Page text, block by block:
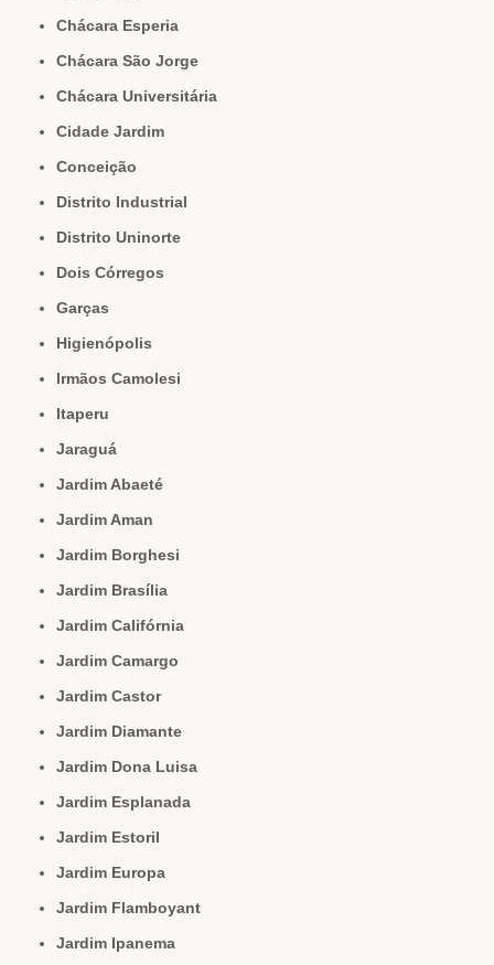
Chácara Esperia
Chácara São Jorge
Chácara Universitária
Cidade Jardim
Conceição
Distrito Industrial
Distrito Uninorte
Dois Córregos
Garças
Higienópolis
Irmãos Camolesi
Itaperu
Jaraguá
Jardim Abaeté
Jardim Aman
Jardim Borghesi
Jardim Brasília
Jardim Califórnia
Jardim Camargo
Jardim Castor
Jardim Diamante
Jardim Dona Luisa
Jardim Esplanada
Jardim Estoril
Jardim Europa
Jardim Flamboyant
Jardim Ipanema